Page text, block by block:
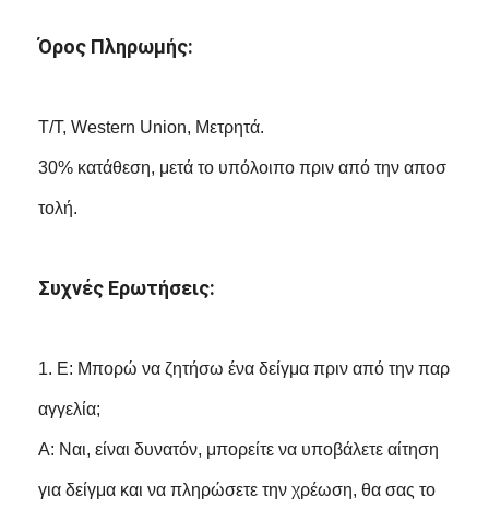
Όρος Πληρωμής:
T/T, Western Union, Μετρητά.
30% κατάθεση, μετά το υπόλοιπο πριν από την αποσ
τολή.
Συχνές Ερωτήσεις:
1. Ε: Μπορώ να ζητήσω ένα δείγμα πριν από την παρ
αγγελία;
Α: Ναι, είναι δυνατόν, μπορείτε να υποβάλετε αίτηση
για δείγμα και να πληρώσετε την χρέωση, θα σας το